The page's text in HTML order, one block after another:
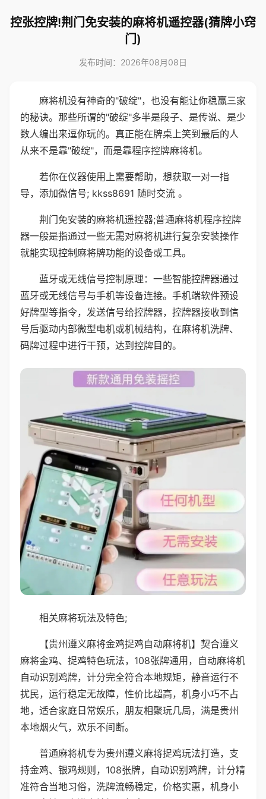
控张控牌!荆门免安装的麻将机遥控器(猜牌小窍
门)
发布时间：2026年08月08日
麻将机没有神奇的"破绽"，也没有能让你稳赢三家
的秘诀。那些所谓的"破绽"多半是段子、是传说、是少
数人编出来逗你玩的。真正能在牌桌上笑到最后的人
从来不是靠"破绽"，而是靠程序控牌麻将机。
若你在仪器使用上需要帮助，想获取一对一指
导，添加微信号; kkss8691 随时交流 。
荆门免安装的麻将机遥控器;普通麻将机程序控牌
器一般是指通过一些无需对麻将机进行复杂安装操作
就能实现控制麻将牌功能的设备或工具。
蓝牙或无线信号控制原理：一些智能控牌器通过
蓝牙或无线信号与手机等设备连接。手机端软件预设
好牌型等指令，发送信号给控牌器，控牌器接收到信
号后驱动内部微型电机或机械结构，在麻将机洗牌、
码牌过程中进行干预，达到控牌目的。
相关麻将玩法及特色;
【贵州遵义麻将金鸡捉鸡自动麻将机】契合遵义
麻将金鸡、捉鸡特色玩法，108张牌通用，自动麻将机
自动识别鸡牌，计分完全符合本地规矩，静音运行不
扰民，运行稳定无故障，性价比超高，机身小巧不占
地，适合家庭日常娱乐，朋友相聚玩几局，满是贵州
本地烟火气，欢乐不间断。
普通麻将机专为贵州遵义麻将捉鸡玩法打造，支
持金鸡、银鸡规则，108张牌，自动识别鸡牌，计分精
准符合当地习俗，洗牌流畅稳定，价格实惠，机身小